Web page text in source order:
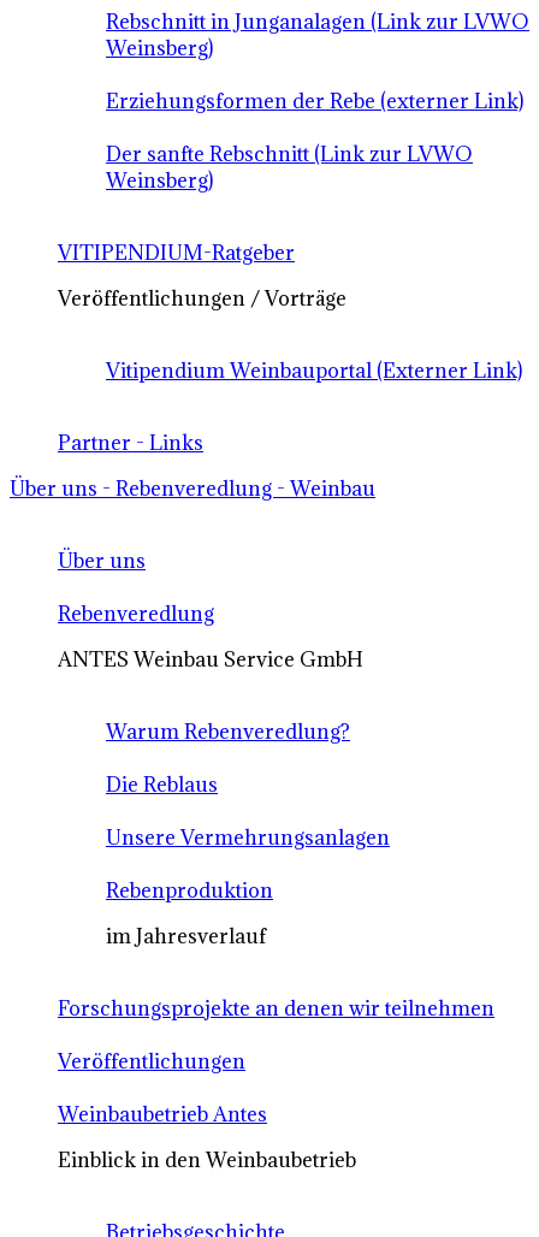
Rebschnitt in Junganalagen (Link zur LVWO
Weinsberg)
Erziehungsformen der Rebe (externer Link)
Der sanfte Rebschnitt (Link zur LVWO
Weinsberg)
VITIPENDIUM-Ratgeber
Veröffentlichungen / Vorträge
Vitipendium Weinbauportal (Externer Link)
Partner - Links
Über uns - Rebenveredlung - Weinbau
Über uns
Rebenveredlung
ANTES Weinbau Service GmbH
Warum Rebenveredlung?
Die Reblaus
Unsere Vermehrungsanlagen
Rebenproduktion
im Jahresverlauf
Forschungsprojekte an denen wir teilnehmen
Veröffentlichungen
Weinbaubetrieb Antes
Einblick in den Weinbaubetrieb